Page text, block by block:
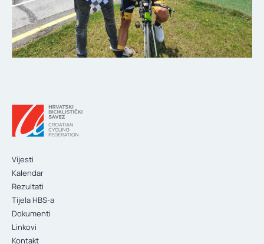
Vijesti
Kalendar
Rezultati
Tijela HBS-a
Dokumenti
Linkovi
Kontakt